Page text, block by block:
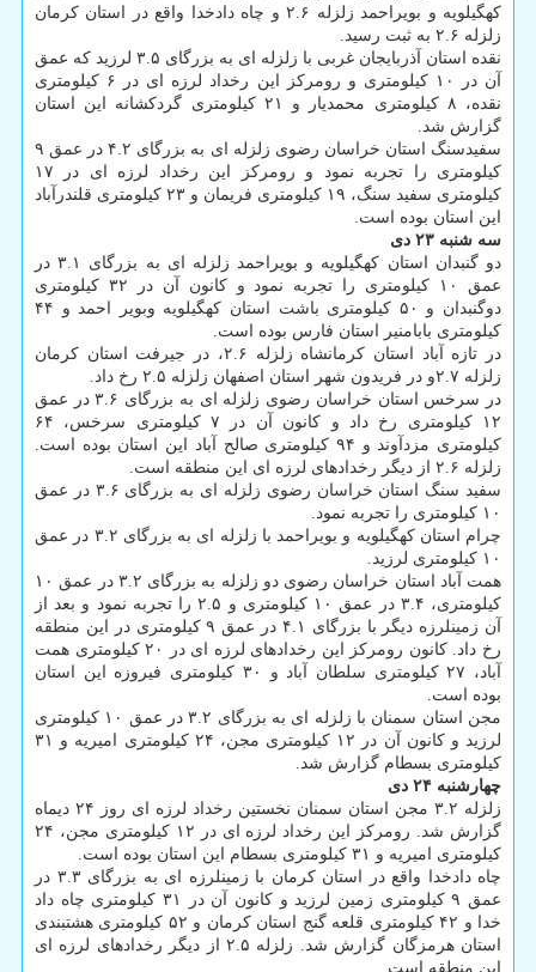
کهگیلویه و بویراحمد زلزله ۲.۶ و چاه دادخدا واقع در استان کرمان
زلزله ۲.۶ به ثبت رسید.
نقده استان آذربایجان غربی با زلزله ای به بزرگای ۳.۵ لرزید که عمق
آن در ۱۰ کیلومتری و رومرکز این رخداد لرزه ای در ۶ کیلومتری
نقده، ۸ کیلومتری محمدیار و ۲۱ کیلومتری گردکشانه این استان
گزارش شد.
سفیدسنگ استان خراسان رضوی زلزله ای به بزرگای ۴.۲ در عمق ۹
کیلومتری را تجربه نمود و رومرکز این رخداد لرزه ای در ۱۷
کیلومتری سفید سنگ، ۱۹ کیلومتری فریمان و ۲۳ کیلومتری قلندرآباد
این استان بوده است.
سه شنبه ۲۳ دی
دو گنبدان استان کهگیلویه و بویراحمد زلزله ای به بزرگای ۳.۱ در
عمق ۱۰ کیلومتری را تجربه نمود و کانون آن در ۳۲ کیلومتری
دوگنبدان و ۵۰ کیلومتری باشت استان کهگیلویه وبویر احمد و ۴۴
کیلومتری بابامنیر استان فارس بوده است.
در تازه آباد استان کرمانشاه زلزله ۲.۶، در جیرفت استان کرمان
زلزله ۲.۷و در فریدون شهر استان اصفهان زلزله ۲.۵ رخ داد.
در سرخس استان خراسان رضوی زلزله ای به بزرگای ۳.۶ در عمق
۱۲ کیلومتری رخ داد و کانون آن در ۷ کیلومتری سرخس، ۶۴
کیلومتری مزدآوند و ۹۴ کیلومتری صالح آباد این استان بوده است.
زلزله ۲.۶ از دیگر رخدادهای لرزه ای این منطقه است.
سفید سنگ استان خراسان رضوی زلزله ای به بزرگای ۳.۶ در عمق
۱۰ کیلومتری را تجربه نمود.
چرام استان کهگیلویه و بویراحمد با زلزله ای به بزرگای ۳.۲ در عمق
۱۰ کیلومتری لرزید.
همت آباد استان خراسان رضوی دو زلزله به بزرگای ۳.۲ در عمق ۱۰
کیلومتری، ۳.۴ در عمق ۱۰ کیلومتری و ۲.۵ را تجربه نمود و بعد از
آن زمینلرزه دیگر با بزرگای ۴.۱ در عمق ۹ کیلومتری در این منطقه
رخ داد. کانون رومرکز این رخدادهای لرزه ای در ۲۰ کیلومتری همت
آباد، ۲۷ کیلومتری سلطان آباد و ۳۰ کیلومتری فیروزه این استان
بوده است.
مجن استان سمنان با زلزله ای به بزرگای ۳.۲ در عمق ۱۰ کیلومتری
لرزید و کانون آن در ۱۲ کیلومتری مجن، ۲۴ کیلومتری امیریه و ۳۱
کیلومتری بسطام گزارش شد.
چهارشنبه ۲۴ دی
زلزله ۳.۲ مجن استان سمنان نخستین رخداد لرزه ای روز ۲۴ دیماه
گزارش شد. رومرکز این رخداد لرزه ای در ۱۲ کیلومتری مجن، ۲۴
کیلومتری امیریه و ۳۱ کیلومتری بسطام این استان بوده است.
چاه دادخدا واقع در استان کرمان با زمینلرزه ای به بزرگای ۳.۳ در
عمق ۹ کیلومتری زمین لرزید و کانون آن در ۳۱ کیلومتری چاه داد
خدا و ۴۲ کیلومتری قلعه گنج استان کرمان و ۵۲ کیلومتری هشتبندی
استان هرمزگان گزارش شد. زلزله ۲.۵ از دیگر رخدادهای لرزه ای
این منطقه است.